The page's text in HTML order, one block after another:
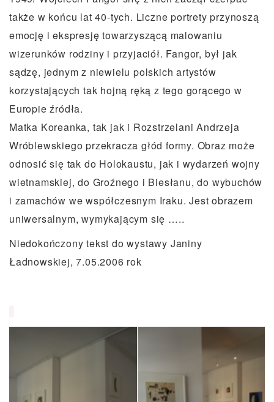
także w końcu lat 40-tych. Liczne portrety przynoszą
emocję i ekspresję towarzyszącą malowaniu
wizerunków rodziny i przyjaciół. Fangor, był jak
sądzę, jednym z niewielu polskich artystów
korzystających tak hojną ręką z tego gorącego w
Europie źródła.
Matka Koreanka, tak jak i Rozstrzelani Andrzeja
Wróblewskiego przekracza głód formy. Obraz może
odnosić się tak do Holokaustu, jak i wydarzeń wojny
wietnamskiej, do Groźnego i Biesłanu, do wybuchów
i zamachów we współczesnym Iraku. Jest obrazem
uniwersalnym, wymykającym się …..
Niedokończony tekst do wystawy Janiny
Ładnowskiej, 7.05.2006 rok